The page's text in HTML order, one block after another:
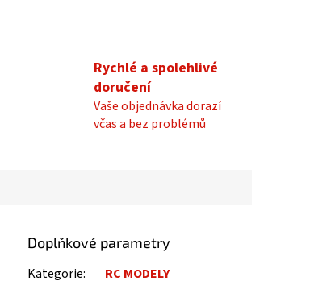
Rychlé a spolehlivé
doručení
Vaše objednávka dorazí
včas a bez problémů
Doplňkové parametry
Kategorie:
RC MODELY